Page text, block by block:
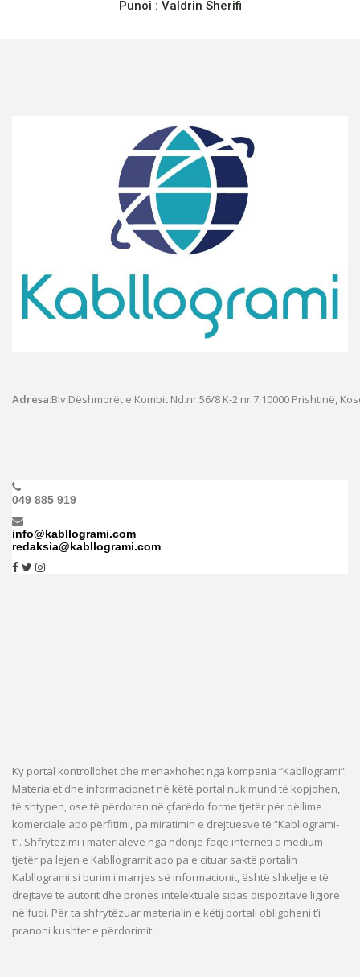
Punoi : Valdrin Sherifi
Adresa:Blv.Dëshmorët e Kombit Nd.nr.56/8 K-2 nr.7 10000 Prishtinë,
049 885 919
info@kabllogrami.com
redaksia@kabllogrami.com
Ky portal kontrollohet dhe menaxhohet nga kompania “Kabllogrami”.
Materialet dhe informacionet në këtë portal nuk mund të kopjohen,
të shtypen, ose të përdoren në çfarëdo forme tjetër për qëllime
komerciale apo përfitimi, pa miratimin e drejtuesve të “Kabllogrami-
t”. Shfrytëzimi i materialeve nga ndonjë faqe interneti a medium
tjetër pa lejen e Kabllogramit apo pa e cituar saktë portalin
Kabllogrami si burim i marrjes së informacionit, është shkelje e të
drejtave të autorit dhe pronës intelektuale sipas dispozitave ligjore
në fuqi. Për ta shfrytëzuar materialin e këtij portali obligoheni t’i
pranoni kushtet e përdorimit.